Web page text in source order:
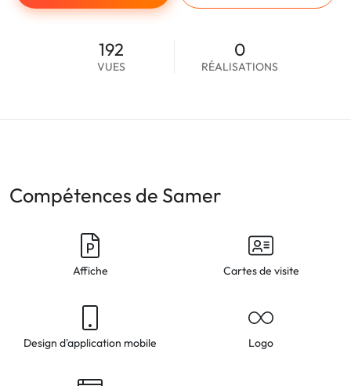
192
VUES
0
RÉALISATIONS
Compétences de Samer
Affiche Cartes de visite
Design d'application mobile Logo